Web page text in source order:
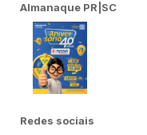
Almanaque PR|SC
Redes sociais